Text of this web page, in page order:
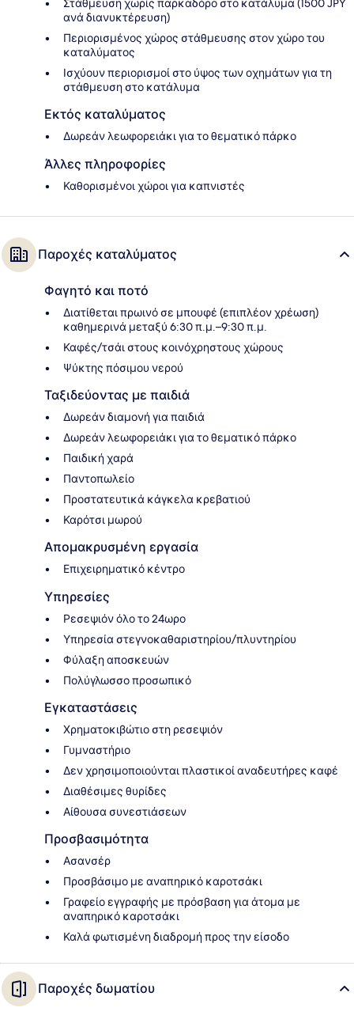
Στάθμευση χωρίς παρκαδόρο στο κατάλυμα (1500 JPY
ανά διανυκτέρευση)
Περιορισμένος χώρος στάθμευσης στον χώρο του
καταλύματος
Ισχύουν περιορισμοί στο ύψος των οχημάτων για τη
στάθμευση στο κατάλυμα
Εκτός καταλύματος
Δωρεάν λεωφορειάκι για το θεματικό πάρκο
Άλλες πληροφορίες
Καθορισμένοι χώροι για καπνιστές
Παροχές καταλύματος
Φαγητό και ποτό
Διατίθεται πρωινό σε μπουφέ (επιπλέον χρέωση)
καθημερινά μεταξύ 6:30 π.μ.–9:30 π.μ.
Καφές/τσάι στους κοινόχρηστους χώρους
Ψύκτης πόσιμου νερού
Ταξιδεύοντας με παιδιά
Δωρεάν διαμονή για παιδιά
Δωρεάν λεωφορειάκι για το θεματικό πάρκο
Παιδική χαρά
Παντοπωλείο
Προστατευτικά κάγκελα κρεβατιού
Καρότσι μωρού
Απομακρυσμένη εργασία
Επιχειρηματικό κέντρο
Υπηρεσίες
Ρεσεψιόν όλο το 24ωρο
Υπηρεσία στεγνοκαθαριστηρίου/πλυντηρίου
Φύλαξη αποσκευών
Πολύγλωσσο προσωπικό
Εγκαταστάσεις
Χρηματοκιβώτιο στη ρεσεψιόν
Γυμναστήριο
Δεν χρησιμοποιούνται πλαστικοί αναδευτήρες καφέ
Διαθέσιμες θυρίδες
Αίθουσα συνεστιάσεων
Προσβασιμότητα
Ασανσέρ
Προσβάσιμο με αναπηρικό καροτσάκι
Γραφείο εγγραφής με πρόσβαση για άτομα με
αναπηρικό καροτσάκι
Καλά φωτισμένη διαδρομή προς την είσοδο
Παροχές δωματίου